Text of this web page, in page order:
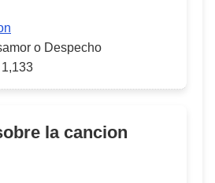
o Despecho
1,133
la cancion